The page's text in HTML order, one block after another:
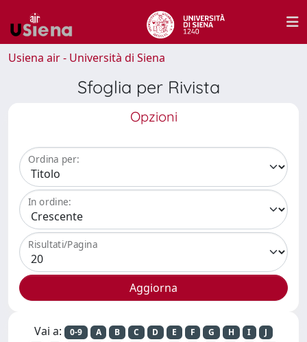
Usiena air - Università di Siena
Sfoglia per Rivista
Opzioni
Ordina per:
In ordine:
Risultati/Pagina
Vai a: 0-9 A B C D E F G H I
J